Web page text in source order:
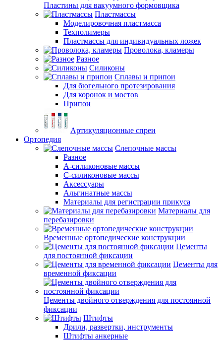
Пластины для вакуумного формовщика
Пластмассы
Моделировочная пластмасса
Техполимеры
Пластмассы для индивидуальных ложек
Проволока, кламеры
Разное
Силиконы
Сплавы и припои
Для бюгельного протезирования
Для коронок и мостов
Припои
Артикуляционные спреи
Ортопедия
Слепочные массы
Разное
А-силиконовые массы
С-силиконовые массы
Аксессуары
Альгинатные массы
Материалы для регистрации прикуса
Материалы для
перебазировки
Временные ортопедические конструкции
Цементы
для постоянной фиксации
Цементы для
временной фиксации
Цементы двойного отверждения для постоянной
фиксации
Штифты
Дрили, развертки, инструменты
Штифты анкерные